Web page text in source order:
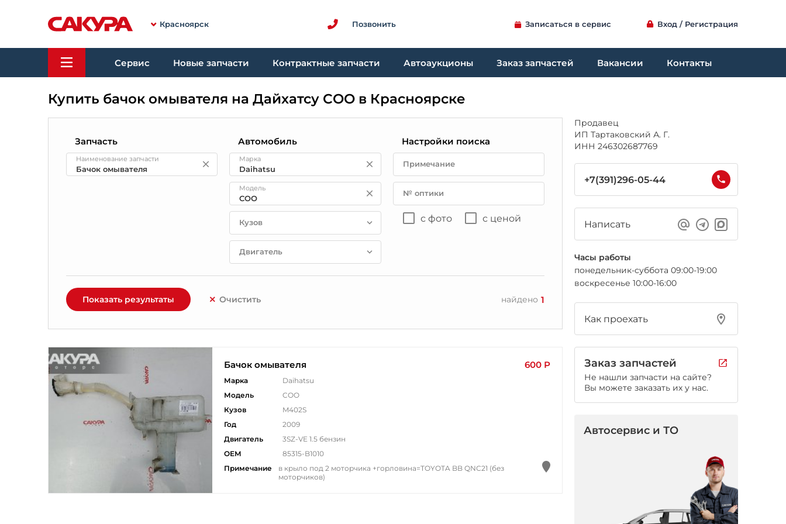
Красноярск Позвонить Записаться в сервис Вход / Регистрация
Сервис Новые запчасти Контрактные запчасти Автоаукционы Заказ запчастей Вакансии Контакты
Купить бачок омывателя на Дайхатсу СОО в Красноярске
Запчасть
Наименование запчасти
Автомобиль
Марка
Модель
Кузов
Двигатель
Настройки поиска
Примечание
№ оптики
с фото с ценой
Показать результаты Очистить найдено 1
Бачок омывателя 600 Р
Марка
Daihatsu
Модель
COO
Кузов
M402S
Год
2009
Двигатель
3SZ-VE 1.5 бензин
ОЕМ
85315-B1010
Примечание
в крыло под 2 моторчика +горловина=TOYOTA BB QNC21 (без
моторчиков)
Продавец
ИП Тартаковский А. Г.
ИНН 246302687769
+7(391)296-05-44
Написать
Часы работы
понедельник-суббота 09:00-19:00
воскресенье 10:00-16:00
Как проехать
Заказ запчастей
Не нашли запчасти на сайте?
Вы можете заказать их у нас.
Автосервис и ТО